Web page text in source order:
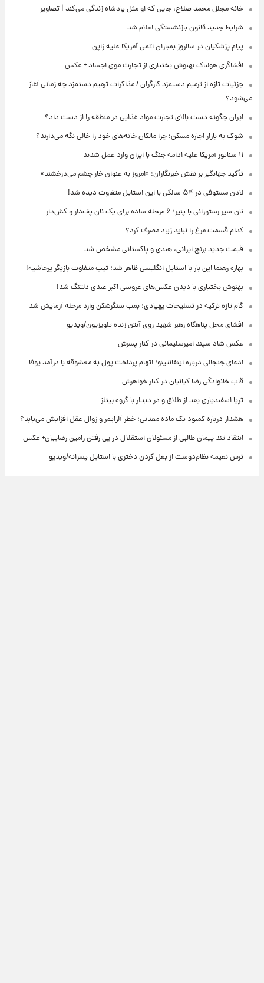
خانه مجلل محمد صلاح، جایی که او مثل پادشاه زندگی می‌کند | تصاویر
شرایط جدید قانون بازنشستگی اعلام شد
پیام پزشکیان در سالروز بمباران اتمی آمریکا علیه ژاپن
افشاگری هولناک بهنوش بختیاری از تجارت موی اجساد + عکس
جزئیات تازه از ترمیم دستمزد کارگران / مذاکرات ترمیم دستمزد چه زمانی آغاز
می‌شود؟
ایران چگونه دست بالای تجارت مواد غذایی در منطقه را از دست داد؟
شوک به بازار اجاره مسکن؛ چرا مالکان خانه‌های خود را خالی نگه می‌دارند؟
۱۱ سناتور آمریکا علیه ادامه جنگ با ایران وارد عمل شدند
تأکید جهانگیر بر نقش خبرنگاران؛ «امروز به عنوان خار چشم می‌درخشند»
لادن مستوفی در ۵۴ سالگی با این استایل متفاوت دیده شد!
نان سیر رستورانی با پنیر؛ ۶ مرحله ساده برای یک نان پف‌دار و کش‌دار
کدام قسمت مرغ را نباید زیاد مصرف کرد؟
قیمت جدید برنج ایرانی، هندی و پاکستانی مشخص شد
بهاره رهنما این بار با استایل انگلیسی ظاهر شد؛ تیپ متفاوت بازیگر پرحاشیه!
بهنوش بختیاری با دیدن عکس‌های عروسی اکبر عبدی دلتنگ شد!
گام تازه ترکیه در تسلیحات پهپادی؛ بمب سنگرشکن وارد مرحله آزمایش شد
افشای محل پناهگاه‌ رهبر شهید روی آنتن زنده تلویزیون/ویدیو
عکس شاد سپند امیرسلیمانی در کنار پسرش
ادعای جنجالی درباره اینفانتینو؛ اتهام پرداخت پول به معشوقه با درآمد یوفا
قاب خانوادگی رضا کیانیان در کنار خواهرش
ثریا اسفندیاری بعد از طلاق و در دیدار با گروه بیتلز
هشدار درباره کمبود یک ماده معدنی؛ خطر آلزایمر و زوال عقل افزایش می‌یابد؟
انتقاد تند پیمان طالبی از مسئولان استقلال در پی رفتن رامین رضاییان+ عکس
ترس نعیمه نظام‌دوست از بغل کردن دختری با استایل پسرانه/ویدیو